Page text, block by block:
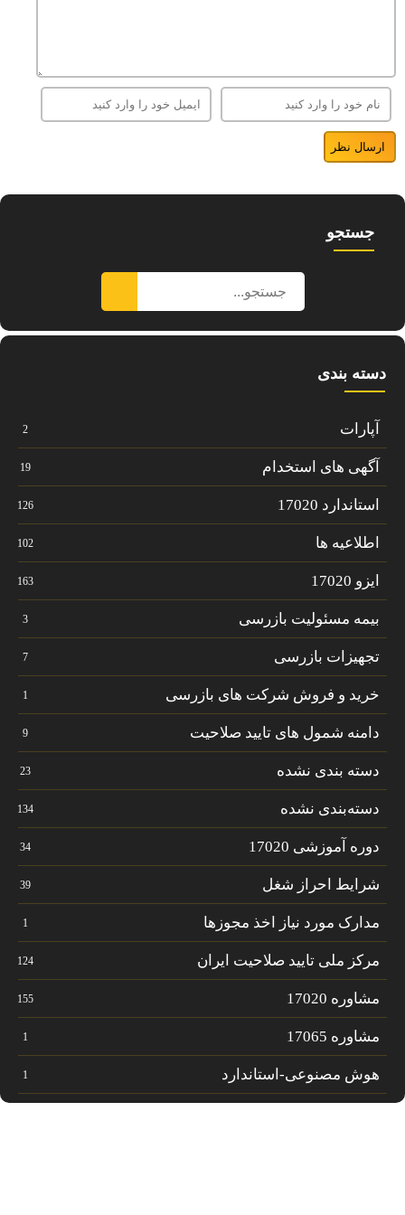
جستجو
دسته بندی
آپارات 2
آگهی های استخدام 19
استاندارد 17020 126
اطلاعیه ها 102
ایزو 17020 163
بیمه مسئولیت بازرسی 3
تجهیزات بازرسی 7
خرید و فروش شرکت های بازرسی 1
دامنه شمول های تایید صلاحیت 9
دسته بندی نشده 23
دسته‌بندی نشده 134
دوره آموزشی 17020 34
شرایط احراز شغل 39
مدارک مورد نیاز اخذ مجوزها 1
مرکز ملی تایید صلاحیت ایران 124
مشاوره 17020 155
مشاوره 17065 1
هوش مصنوعی-استاندارد 1